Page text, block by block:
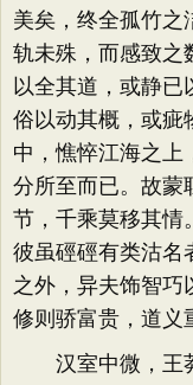
美矣，终全孤竹之
轨未殊，而感致之
以全其道，或静已
俗以动其概，或疵
中，憔悴江海之上
分所至而已。故蒙
节，千乘莫移其情
彼虽硜硜有类沽名
之外，异夫饰智巧
修则骄富贵，道义
汉室中微，王莽